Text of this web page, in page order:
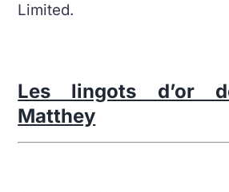
Limited.
Les lingots d’or
Matthey